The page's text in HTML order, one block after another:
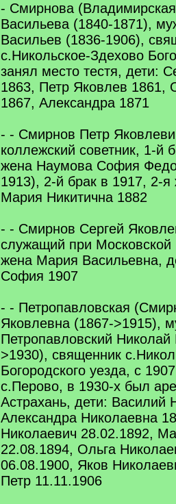
- Смирнова
Васильева (1840-1871),
Васильев (1836-1906),
с.Никольское-Здехово
занял место тестя, дети:
1863, Петр Яковлев 1861,
1867, Александра 1871
- - Смирнов Петр
коллежский советник, 1-й
жена Наумова София
1913), 2-й брак в 1917, 2-
Мария Никитична 1882
- - Смирнов Сергей
служащий при Московской
жена Мария Васильевна,
София 1907
- - Петропавловская
Яковлевна (1867->1915),
Петропавловский
>1930), священник
Богородского уезда, c
с.Перово, в 1930-х был
Астрахань, дети: Василий
Александра Николаевна
Николаевич 28.02.1892,
22.08.1894, Ольга
06.08.1900, Яков
Петр 11.11.1906